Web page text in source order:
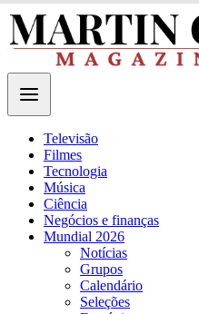
Televisão
Filmes
Tecnologia
Música
Ciência
Negócios e finanças
Mundial 2026
Notícias
Grupos
Calendário
Seleções